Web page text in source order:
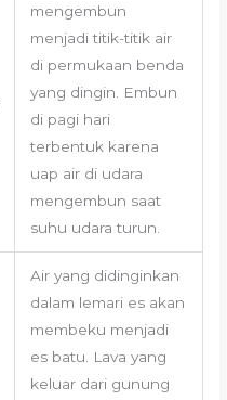
mengembun
menjadi titik-titik air
di permukaan benda
yang dingin. Embun
di pagi hari
terbentuk karena
uap air di udara
mengembun saat
suhu udara turun.
Air yang didinginkan
dalam lemari es akan
membeku menjadi
es batu. Lava yang
keluar dari gunung